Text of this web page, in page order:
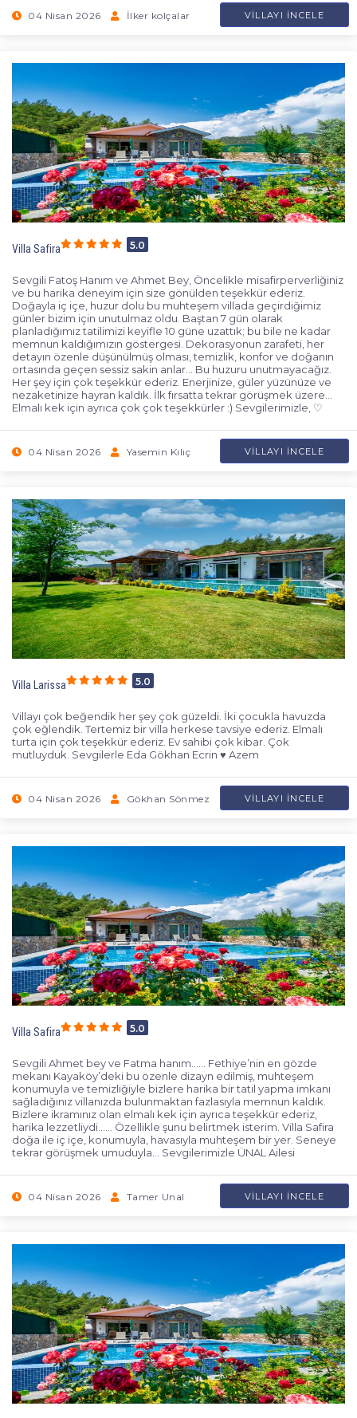
04 Nisan 2026 İlker kolçalar VILLAYI İNCELE
Villa Safira 5.0
Sevgili Fatoş Hanım ve Ahmet Bey, Öncelikle misafirperverliğiniz
ve bu harika deneyim için size gönülden teşekkür ederiz.
Doğayla iç içe, huzur dolu bu muhteşem villada geçirdiğimiz
günler bizim için unutulmaz oldu. Baştan 7 gün olarak
planladığımız tatilimizi keyifle 10 güne uzattık; bu bile ne kadar
memnun kaldığımızın göstergesi. Dekorasyonun zarafeti, her
detayın özenle düşünülmüş olması, temizlik, konfor ve doğanın
ortasında geçen sessiz sakin anlar... Bu huzuru unutmayacağız.
Her şey için çok teşekkür ederiz. Enerjinize, güler yüzünüze ve
nezaketinize hayran kaldık. İlk fırsatta tekrar görüşmek üzere...
Elmalı kek için ayrıca çok çok teşekkürler :) Sevgilerimizle, ♡
04 Nisan 2026 Yasemin Kılıç VILLAYI İNCELE
Villa Larissa 5.0
Villayı çok beğendik her şey çok güzeldi. İki çocukla havuzda
çok eğlendik. Tertemiz bir villa herkese tavsiye ederiz. Elmalı
turta için çok teşekkür ederiz. Ev sahibi çok kibar. Çok
mutluyduk. Sevgilerle Eda Gökhan Ecrin ♥ Azem
04 Nisan 2026 Gökhan Sönmez VILLAYI İNCELE
Villa Safira 5.0
Sevgili Ahmet bey ve Fatma hanım…… Fethiye’nin en gözde
mekanı Kayaköy’deki bu özenle dizayn edilmiş, muhteşem
konumuyla ve temizliğiyle bizlere harika bir tatil yapma imkanı
sağladığınız villanızda bulunmaktan fazlasıyla memnun kaldık.
Bizlere ikramınız olan elmalı kek için ayrıca teşekkür ederiz,
harika lezzetliydi…… Özellikle şunu belirtmek isterim. Villa Safira
doğa ile iç içe, konumuyla, havasıyla muhteşem bir yer. Seneye
tekrar görüşmek umuduyla… Sevgilerimizle ÜNAL Ailesi
04 Nisan 2026 Tamer Unal VILLAYI İNCELE